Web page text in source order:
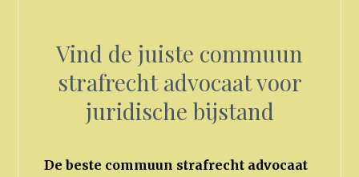
Vind de juiste commuun
strafrecht advocaat voor
juridische bijstand
De beste commuun strafrecht advocaat